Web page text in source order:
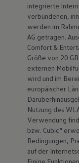
integrierte
verbundenen,
werden im
AG getragen.
Comfort &
Größe von 20
externen
wird und im
europäischer
Nutzung des
Verwendung
bzw. Cubic“
Bedingungen,
auf der
Einige